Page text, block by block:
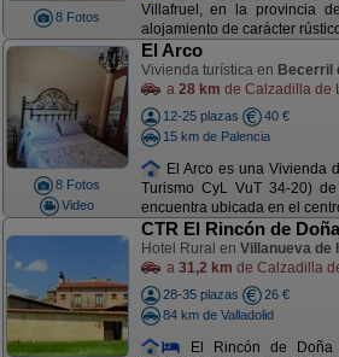
8 Fotos
Villafruel, en la provincia
alojamiento de carácter
8 Fotos
Video
El Arco
Vivienda turística en Becerril
a 28 km de Calzadilla de
12-25 plazas
40 €
15 km de Palencia
El Arco es una Vivienda
Turismo CyL VuT 34-20)
encuentra ubicada en el
CTR El Rincón de
Hotel Rural en Villanueva de
a 31,2 km de Calzadilla
28-35 plazas
26 €
84 km de Valladolid
El Rincón de Doña